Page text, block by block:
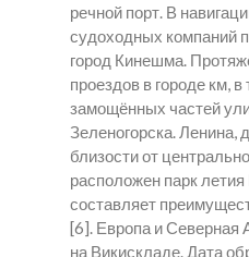
речной порт. В
судоходных компаний
город Кинешма.
проездов в городе км,
замощённых частей
Зеленогорска. Ленина,
близости от
расположен парк
составляет
[6]. Европа и
на Викискладе. Дата